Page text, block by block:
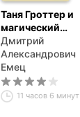
Таня Гроттер и
магический
контрабас
Дмитрий
Александрович
Емец
11 часов 6 минут